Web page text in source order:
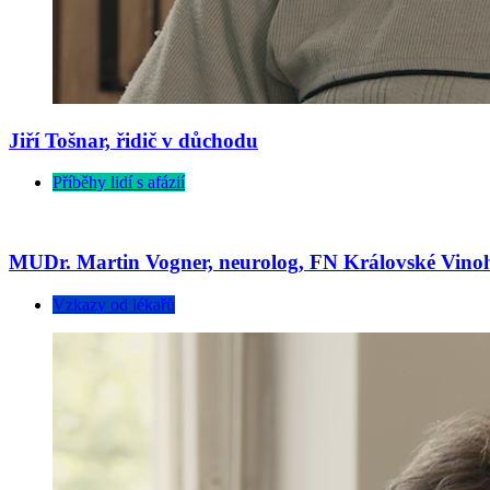
Jiří Tošnar, řidič v důchodu
Příběhy lidí s afázií
MUDr. Martin Vogner, neurolog, FN Královské
Vzkazy od lékařů